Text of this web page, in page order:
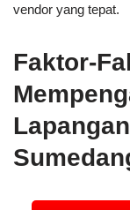
vendor yang tepat.
Faktor-